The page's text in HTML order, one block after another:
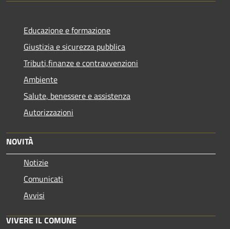
Educazione e formazione
Giustizia e sicurezza pubblica
Tributi,finanze e contravvenzioni
Ambiente
Salute, benessere e assistenza
Autorizzazioni
NOVITÀ
Notizie
Comunicati
Avvisi
VIVERE IL COMUNE